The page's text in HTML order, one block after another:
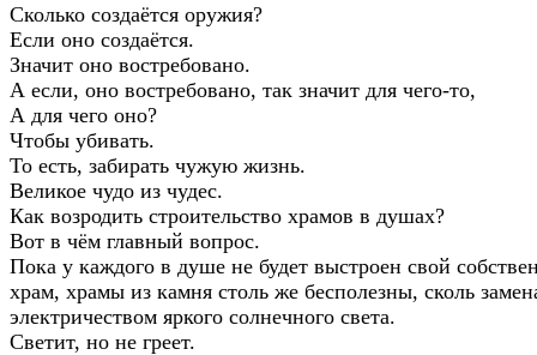
Сколько создаётся оружия?
Если оно создаётся.
Значит оно востребовано.
А если, оно востребовано, так значит для чего-то,
А для чего оно?
Чтобы убивать.
То есть, забирать чужую жизнь.
Великое чудо из чудес.
Как возродить строительство храмов в душах?
Вот в чём главный вопрос.
Пока у каждого в душе не будет выстроен свой
храм, храмы из камня столь же бесполезны, сколь
электричеством яркого солнечного света.
Светит, но не греет.